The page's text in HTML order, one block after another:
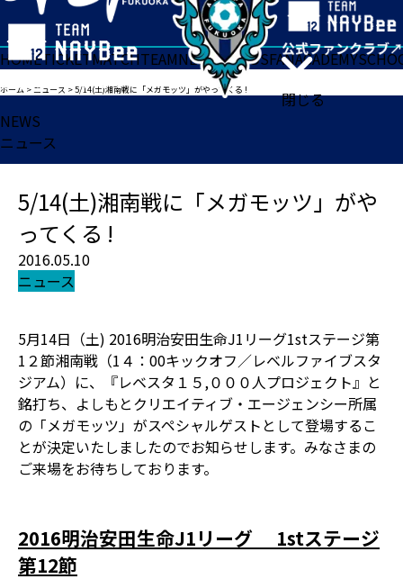
閉じる
HOMETICKETMATCHTEAMNEWSGOODSFANACADEMY
ホーム >ニュース >5/14(土)湘南戦に「メガモッツ」がやってくる !
NEWS
ニュース
5/14(土)湘南戦に「メガモッツ」がや
ってくる !
2016.05.10
ニュース
5月14日（土) 2016明治安田生命J1リーグ1stステージ第
1２節湘南戦（1４：00キックオフ／レベルファイブスタ
ジアム）に、『レベスタ１５,０００人プロジェクト』と
銘打ち、よしもとクリエイティブ・エージェンシー所属
の「メガモッツ」がスペシャルゲストとして登場するこ
とが決定いたしましたのでお知らせします。みなさまの
ご来場をお待ちしております。
2016明治安田生命J1リーグ 1stステージ
第12節